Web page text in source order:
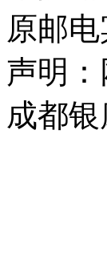
原邮电
声明
成都